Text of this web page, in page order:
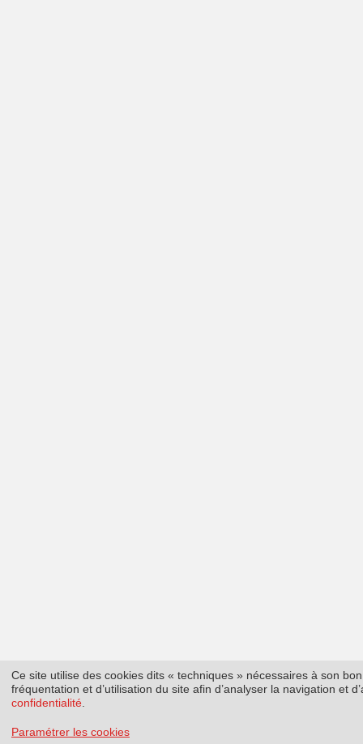
Ce site utilise des cookies dits « techniques » nécessaires à son
fréquentation et d’utilisation du site afin d’analyser la navigation et
confidentialité
Paramétrer les cookies